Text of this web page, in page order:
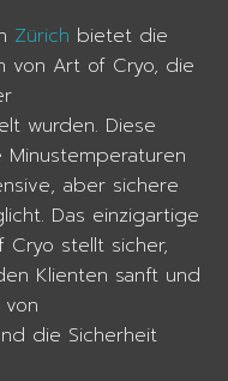
Zürich bietet die
von Art of Cryo, die
wurden. Diese
Minustemperaturen
aber sichere
Das einzigartige
Cryo stellt sicher,
Klienten sanft und
die Sicherheit